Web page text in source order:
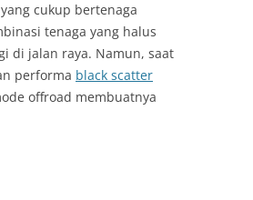
cukup bertenaga
tenaga yang halus
di jalan raya. Namun, saat
performa black scatter
offroad membuatnya